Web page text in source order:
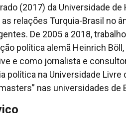
(2017) da Universidade
relações Turquia-Brasil no
De 2005 a 2018,
política alemã Heinrich
e como jornalista e
política na Universidade
nas universidades de